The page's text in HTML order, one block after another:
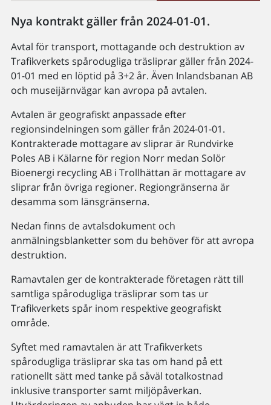
Nya kontrakt gäller från 2024-01-01.
Avtal för transport, mottagande och destruktion av
Trafikverkets spårodugliga träsliprar gäller från 2024-
01-01 med en löptid på 3+2 år. Även Inlandsbanan AB
och museijärnvägar kan avropa på avtalen.
Avtalen är geografiskt anpassade efter
regionsindelningen som gäller från 2024-01-01.
Kontrakterade mottagare av sliprar är Rundvirke
Poles AB i Kälarne för region Norr medan Solör
Bioenergi recycling AB i Trollhättan är mottagare av
sliprar från övriga regioner. Regiongränserna är
desamma som länsgränserna.
Nedan finns de avtalsdokument och
anmälningsblanketter som du behöver för att avropa
destruktion.
Ramavtalen ger de kontrakterade företagen rätt till
samtliga spårodugliga träsliprar som tas ur
Trafikverkets spår inom respektive geografiskt
område.
Syftet med ramavtalen är att Trafikverkets
spårodugliga träsliprar ska tas om hand på ett
rationellt sätt med tanke på såväl totalkostnad
inklusive transporter samt miljöpåverkan.